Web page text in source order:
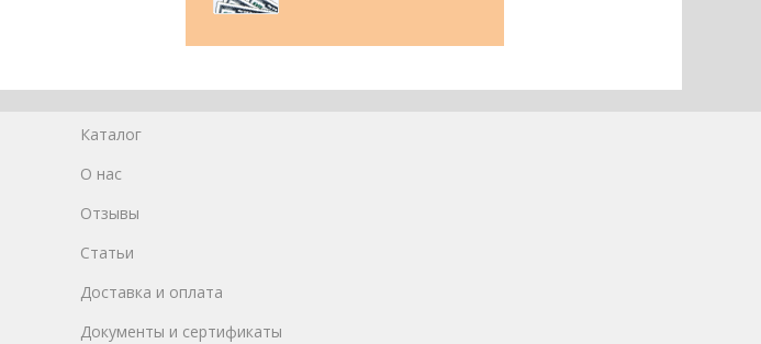
Каталог
О нас
Отзывы
Статьи
Доставка и оплата
Документы и сертификаты